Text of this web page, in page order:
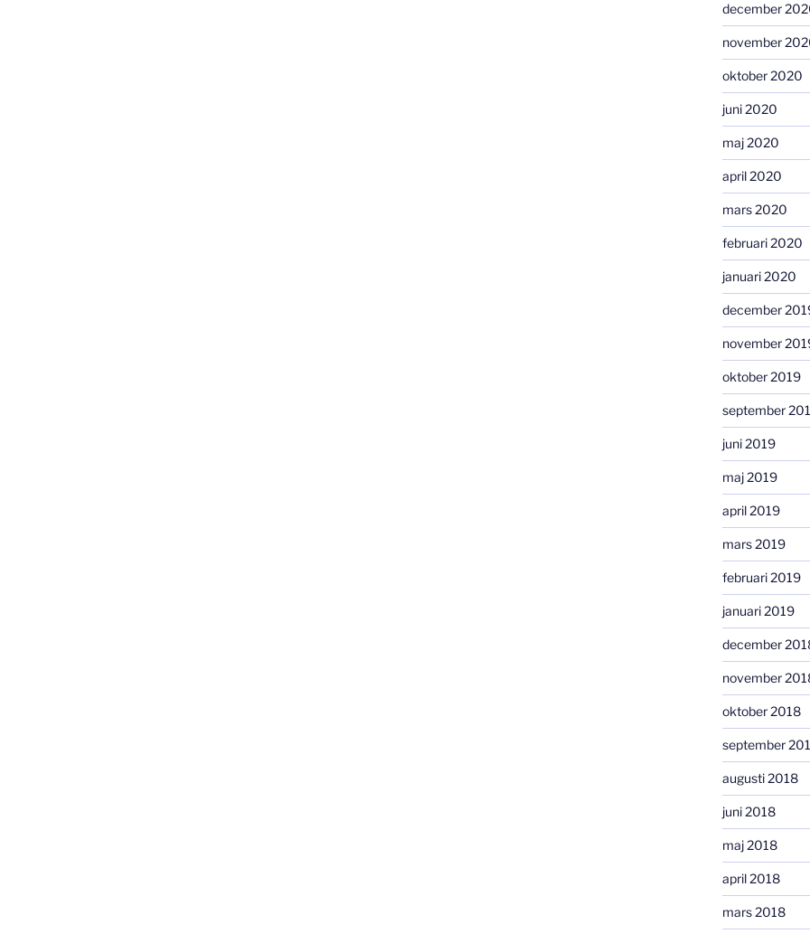
december
november
oktober 2020
juni 2020
maj 2020
april 2020
mars 2020
februari 2020
januari 2020
december
november
oktober 2019
september
juni 2019
maj 2019
april 2019
mars 2019
februari 2019
januari 2019
december
november
oktober 2018
september
augusti 2018
juni 2018
maj 2018
april 2018
mars 2018